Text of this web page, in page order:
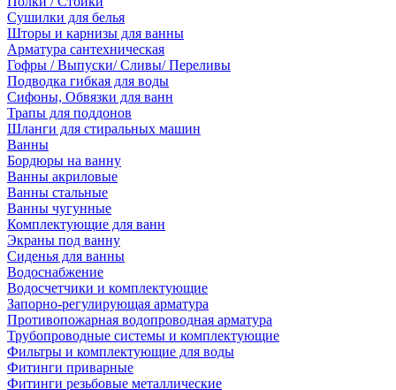
Сушилки для белья
Шторы и карнизы для ванны
Арматура сантехническая
Гофры / Выпуски/ Сливы/ Переливы
Подводка гибкая для воды
Сифоны, Обвязки для ванн
Трапы для поддонов
Шланги для стиральных машин
Ванны
Бордюры на ванну
Ванны акриловые
Ванны стальные
Ванны чугунные
Комплектующие для ванн
Экраны под ванну
Сиденья для ванны
Водоснабжение
Водосчетчики и комплектующие
Запорно-регулирующая арматура
Противопожарная водопроводная арматура
Трубопроводные системы и комплектующие
Фильтры и комплектующие для воды
Фитинги приварные
Фитинги резьбовые металлические